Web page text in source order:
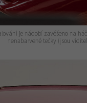
je nádobí zavěšeno na
nenabarvené tečky (jsou